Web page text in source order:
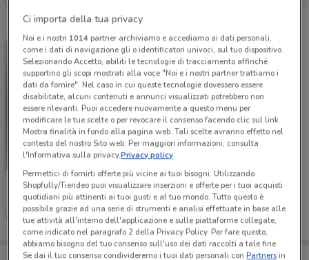
Cam
Scade il 31/12 4.4 km
Porta DoveConviene sempre con te!
Ci importa della tua privacy
Noi e i nostri 1014partner archiviamo e accediamo ai dati personali,
come i dati di navigazione gli o identificatori univoci, sul tuo dispositivo.
Selezionando Accetto, abiliti le tecnologie di tracciamento affinché
supportino gli scopi mostrati alla voce "Noi e i nostri partner trattiamo i
dati da fornire". Nel caso in cui queste tecnologie dovessero essere
disabilitate, alcuni contenuti e annunci visualizzati potrebbero non
essere rilevanti. Puoi accedere nuovamente a questo menu per
modificare le tue scelte o per revocare il consenso facendo clic sul link
Mostra finalità in fondo alla pagina web. Tali scelte avranno effetto nel
contesto del nostro Sito web. Per maggiori informazioni, consulta
l'Informativa sulla privacy.Privacy policy
Permettici di fornirti offerte più vicine ai tuoi bisogni: Utilizzando
Shopfully/Tiendeo puoi visualizzare inserzioni e offerte per i tuoi acquisti
quotidiani più attinenti ai tuoi gusti e al tuo mondo. Tutto questo è
possibile grazie ad una serie di strumenti e analisi effettuate in base alle
tue attività all'interno dell'applicazione e sulle piattaforme collegate,
come indicato nel paragrafo 2 della Privacy Policy. Per fare questo,
abbiamo bisogno del tuo consenso sull'uso dei dati raccolti a tale fine.
Se dai il tuo consenso condivideremo i tuoi dati personali conPartnersin